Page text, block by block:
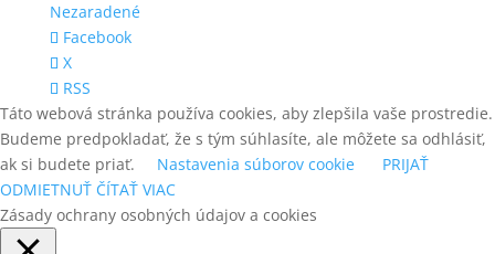
Nezaradené
Facebook
X
RSS
Táto webová stránka používa cookies, aby zlepšila vaše prostredie.
Budeme predpokladať, že s tým súhlasíte, ale môžete sa odhlásiť,
ak si budete priať.
Nastavenia súborov cookie
PRIJAŤ
ODMIETNUŤ ČÍTAŤ VIAC
Zásady ochrany osobných údajov a cookies